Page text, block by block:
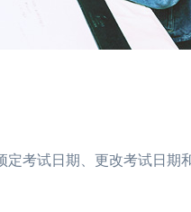
考试日期、更改考试日期